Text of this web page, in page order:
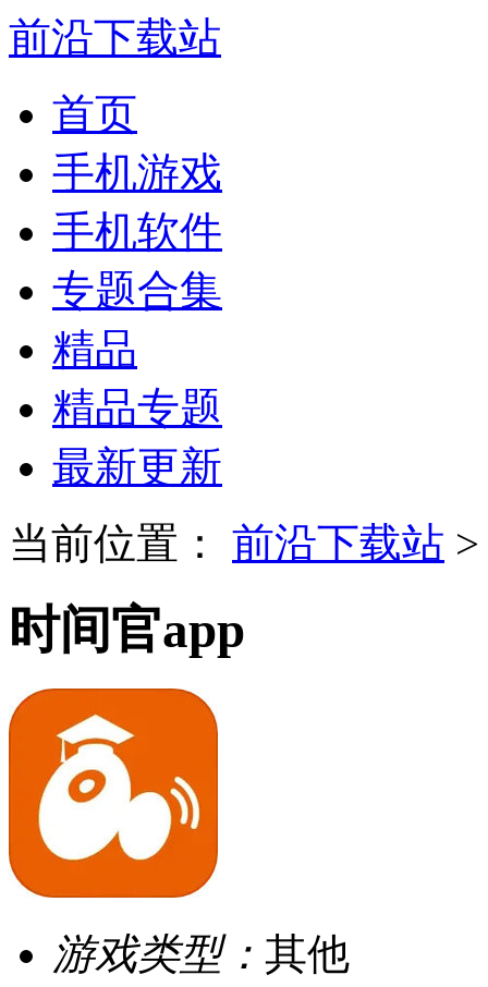
前沿下载站
首页
手机游戏
手机软件
专题合集
精品
精品专题
最新更新
当前位置：
前沿下载站
时间官app
游戏类型： 其他